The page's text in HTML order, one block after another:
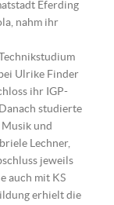
Eferding
nahm ihr
Ulrike Finder
ihr IGP-
studierte
und
Lechner,
jeweils
auch mit KS
erhielt die